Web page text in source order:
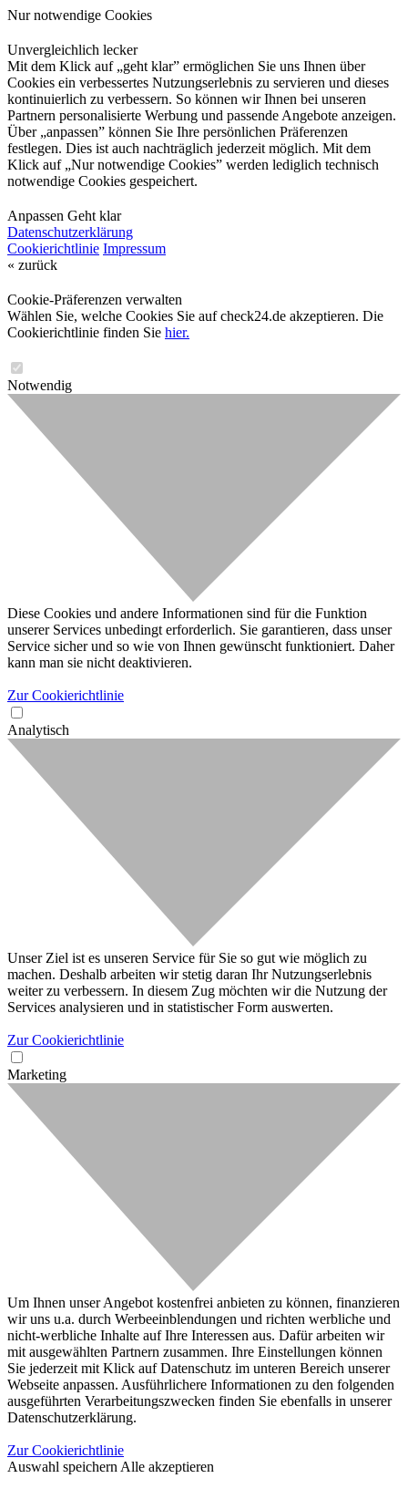
Nur notwendige Cookies
Unvergleichlich lecker
Mit dem Klick auf „geht klar” ermöglichen Sie uns Ihnen über
Cookies ein verbessertes Nutzungserlebnis zu servieren und dieses
kontinuierlich zu verbessern. So können wir Ihnen bei unseren
Partnern personalisierte Werbung und passende Angebote anzeigen.
Über „anpassen” können Sie Ihre persönlichen Präferenzen
festlegen. Dies ist auch nachträglich jederzeit möglich. Mit dem
Klick auf „Nur notwendige Cookies” werden lediglich technisch
notwendige Cookies gespeichert.
Anpassen Geht klar
Datenschutzerklärung
Cookierichtlinie Impressum
« zurück
Cookie-Präferenzen verwalten
Wählen Sie, welche Cookies Sie auf check24.de akzeptieren. Die
Cookierichtlinie finden Sie hier.
Notwendig
Diese Cookies und andere Informationen sind für die Funktion
unserer Services unbedingt erforderlich. Sie garantieren, dass unser
Service sicher und so wie von Ihnen gewünscht funktioniert. Daher
kann man sie nicht deaktivieren.
Zur Cookierichtlinie
Analytisch
Unser Ziel ist es unseren Service für Sie so gut wie möglich zu
machen. Deshalb arbeiten wir stetig daran Ihr Nutzungserlebnis
weiter zu verbessern. In diesem Zug möchten wir die Nutzung der
Services analysieren und in statistischer Form auswerten.
Zur Cookierichtlinie
Marketing
Um Ihnen unser Angebot kostenfrei anbieten zu können, finanzieren
wir uns u.a. durch Werbeeinblendungen und richten werbliche und
nicht-werbliche Inhalte auf Ihre Interessen aus. Dafür arbeiten wir
mit ausgewählten Partnern zusammen. Ihre Einstellungen können
Sie jederzeit mit Klick auf Datenschutz im unteren Bereich unserer
Webseite anpassen. Ausführlichere Informationen zu den folgenden
ausgeführten Verarbeitungszwecken finden Sie ebenfalls in unserer
Datenschutzerklärung.
Zur Cookierichtlinie
Auswahl speichern Alle akzeptieren